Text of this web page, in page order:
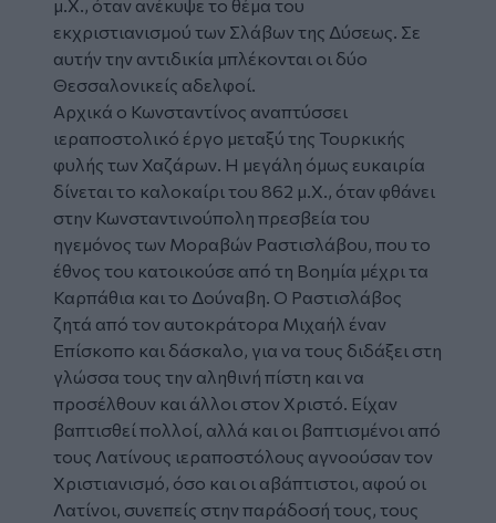
μ.Χ., όταν ανέκυψε το θέμα του
εκχριστιανισμού των Σλάβων της Δύσεως. Σε
αυτήν την αντιδικία μπλέκονται οι δύο
Θεσσαλονικείς αδελφοί.
Αρχικά ο Κωνσταντίνος αναπτύσσει
ιεραποστολικό έργο μεταξύ της Τουρκικής
φυλής των Χαζάρων. Η μεγάλη όμως ευκαιρία
δίνεται το καλοκαίρι του 862 μ.Χ., όταν φθάνει
στην Κωνσταντινούπολη πρεσβεία του
ηγεμόνος των Μοραβών Ραστισλάβου, που το
έθνος του κατοικούσε από τη Βοημία μέχρι τα
Καρπάθια και το Δούναβη. Ο Ραστισλάβος
ζητά από τον αυτοκράτορα Μιχαήλ έναν
Επίσκοπο και δάσκαλο, για να τους διδάξει στη
γλώσσα τους την αληθινή πίστη και να
προσέλθουν και άλλοι στον Χριστό. Είχαν
βαπτισθεί πολλοί, αλλά και οι βαπτισμένοι από
τους Λατίνους ιεραποστόλους αγνοούσαν τον
Χριστιανισμό, όσο και οι αβάπτιστοι, αφού οι
Λατίνοι, συνεπείς στην παράδοσή τους, τους